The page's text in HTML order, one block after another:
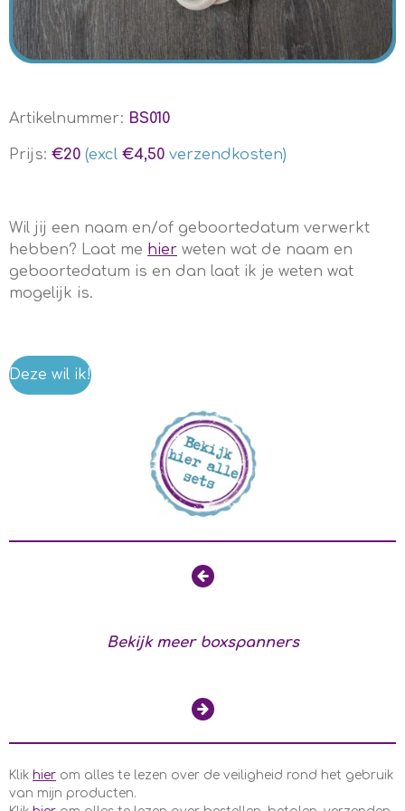
Artikelnummer: BS010
Prijs: €20 (excl €4,50 verzendkosten)
Wil jij een naam en/of geboortedatum verwerkt
hebben? Laat me hier weten wat de naam en
geboortedatum is en dan laat ik je weten wat
mogelijk is.
Deze wil ik!
Bekijk meer boxspanners
Klik hier om alles te lezen over de veiligheid rond het gebruik
van mijn producten.